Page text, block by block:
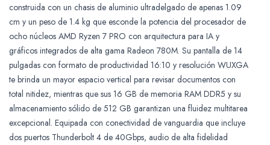
construida con un chasis de aluminio ultradelgado de apenas 1.09
cm y un peso de 1.4 kg que esconde la potencia del procesador de
ocho núcleos AMD Ryzen 7 PRO con arquitectura para IA y
gráficos integrados de alta gama Radeon 780M. Su pantalla de 14
pulgadas con formato de productividad 16:10 y resolución WUXGA
te brinda un mayor espacio vertical para revisar documentos con
total nitidez, mientras que sus 16 GB de memoria RAM DDR5 y su
almacenamiento sólido de 512 GB garantizan una fluidez multitarea
excepcional. Equipada con conectividad de vanguardia que incluye
dos puertos Thunderbolt 4 de 40Gbps, audio de alta fidelidad